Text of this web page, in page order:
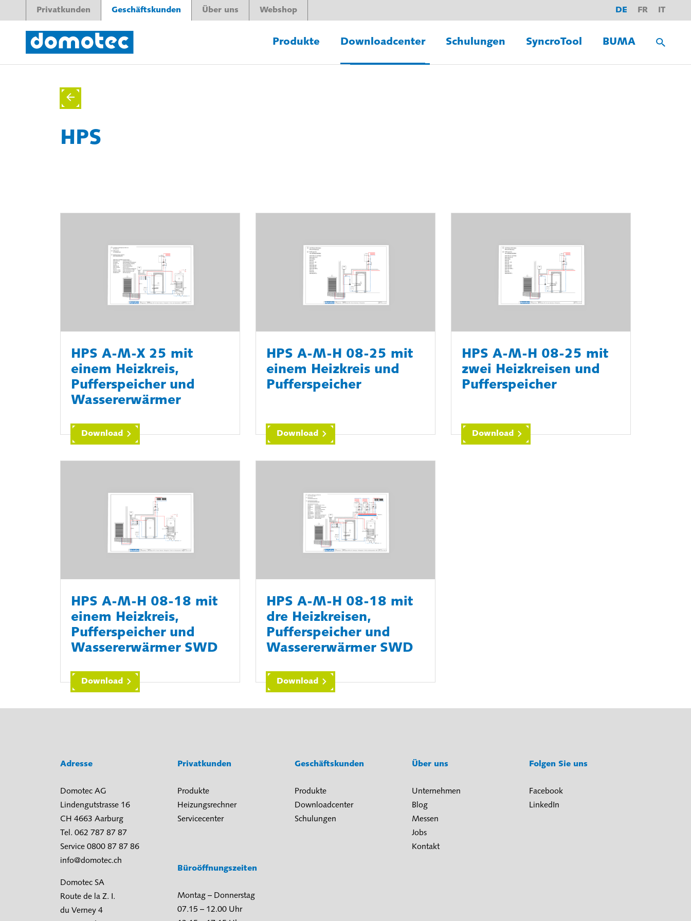
Privatkunden Geschäftskunden Über uns Webshop DE FR IT
Produkte Downloadcenter Schulungen SyncroTool BUMA
HPS
HPS A-M-X 25 mit
einem Heizkreis,
Pufferspeicher und
Wassererwärmer
Download
HPS A-M-H 08-25 mit
einem Heizkreis und
Pufferspeicher
Download
HPS A-M-H 08-25 mit
zwei Heizkreisen und
Pufferspeicher
Download
HPS A-M-H 08-18 mit
einem Heizkreis,
Pufferspeicher und
Wassererwärmer SWD
Download
HPS A-M-H 08-18 mit
dre Heizkreisen,
Pufferspeicher und
Wassererwärmer SWD
Download
Adresse
Domotec AG
Lindengutstrasse 16
CH 4663 Aarburg
Tel. 062 787 87 87
Service 0800 87 87 86
info@domotec.ch
Domotec SA
Route de la Z. I.
du Verney 4
Privatkunden
Produkte
Heizungsrechner
Servicecenter
Büroöffnungszeiten
Montag – Donnerstag
07.15 – 12.00 Uhr
Geschäftskunden
Produkte
Downloadcenter
Schulungen
Über uns
Unternehmen
Blog
Messen
Jobs
Kontakt
Folgen Sie uns
Facebook
LinkedIn